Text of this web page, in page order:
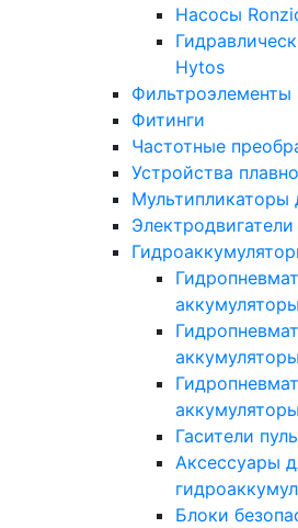
Насосы
Hytos
Фильтроэлементы
Фитинги
Частотные
Устройства
Мультипликаторы
Гасители
Аксессуары
Блоки